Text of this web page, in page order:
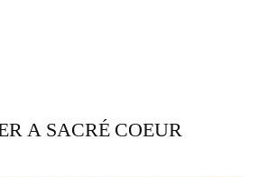
A SACRÉ COEUR